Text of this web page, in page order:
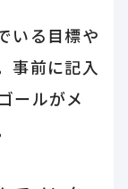
いる目標や
事前に記入
ールがメ